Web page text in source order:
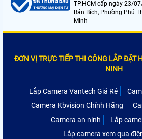
TP.HCM cấp ngày 23/
Bán Bích, Phường Phú
Minh
ĐƠN VỊ TRỰC TIẾP THI CÔNG LẮP ĐẶT
NINH
Lắp Camera Vantech Giá Rẻ
Camera Kbvision Chính Hãng
Camera an ninh
Lắp
Lắp camera xem qua